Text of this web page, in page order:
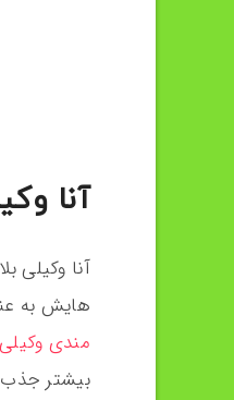
آنا
آنا وکیلی
هایش به
مندی وکیلی
بیشتر جذب